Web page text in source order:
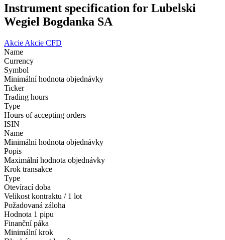
Instrument specification for Lubelski
Wegiel Bogdanka SA
Akcie Akcie CFD
Name
Currency
Symbol
Minimální hodnota objednávky
Ticker
Trading hours
Type
Hours of accepting orders
ISIN
Name
Minimální hodnota objednávky
Popis
Maximální hodnota objednávky
Krok transakce
Type
Otevírací doba
Velikost kontraktu / 1 lot
Požadovaná záloha
Hodnota 1 pipu
Finanční páka
Minimální krok